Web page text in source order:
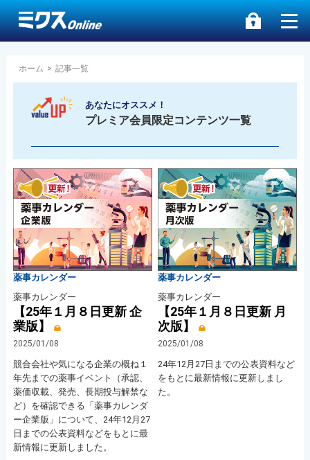
ホーム > 記事一覧
あなたにオススメ！
プレミア会員限定コンテンツ一覧
薬事カレンダー
薬事カレンダー
【25年１月８日更新 企
業版】
2025/01/08
競合会社や気になる企業の概ね１
年先までの薬事イベント（承認、
薬価収載、発売、長期投与解禁な
ど）を確認できる「薬事カレンダ
ー企業版」について、24年12月27
日までの公表資料などをもとに最
新情報に更新しました。
薬事カレンダー
薬事カレンダー
【25年１月８日更新 月
次版】
2025/01/08
24年12月27日までの公表資料など
をもとに最新情報に更新しまし
た。